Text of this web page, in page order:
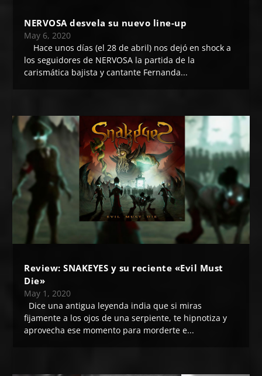
NERVOSA desvela su nuevo line-up
May 6, 2020
Hace unos días (el 28 de abril) nos dejó en shock a
los seguidores de NERVOSA la partida de la
carismática bajista y cantante Fernanda...
Review: SNAKEYES y su reciente «Evil Must
Die»
May 1, 2020
Dice una antigua leyenda india que si miras
fijamente a los ojos de una serpiente, te hipnotiza y
aprovecha ese momento para morderte e...